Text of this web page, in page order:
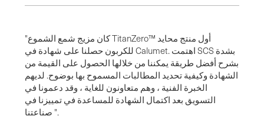
"كان مزيج شمع الشموع TitanZero™ أول منتج محايد
للكربون حصلنا على شهادة في Calumet. اهتمت SCS بشدة
بشرح أفضل طريقة يمكننا من خلالها الحصول على القيمة من
الشهادة وكيفية تحديد المطالبات المسموح بها بوضوح. لديهم
الخبرة الفنية ، وهم متعاونون للغاية ، وقد دعمونا في
التسويق بعد اكتمال الشهادة للمساعدة في تمييزنا في
صناعتنا ".